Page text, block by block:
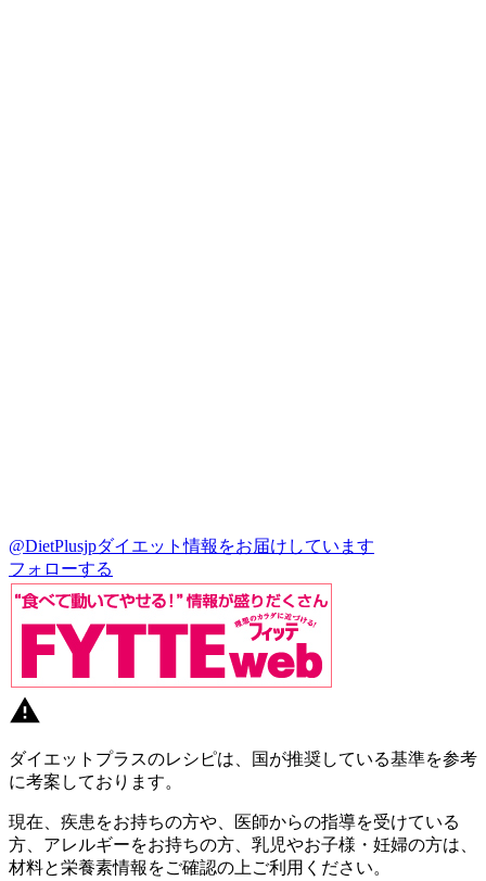
@DietPlusjpダイエット情報をお届けしています
フォローする
ダイエットプラスのレシピは、国が推奨している基準を参考
に考案しております。
現在、疾患をお持ちの方や、医師からの指導を受けている
方、アレルギーをお持ちの方、乳児やお子様・妊婦の方は、
材料と栄養素情報をご確認の上ご利用ください。